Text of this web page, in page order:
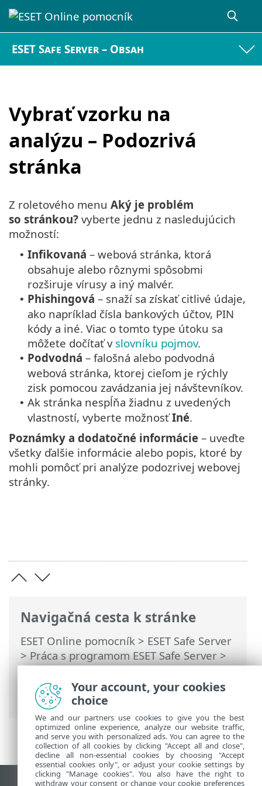
ESET Safe Server – Obsah
Vybrať vzorku na
analýzu – Podozrivá
stránka
Navigačná cesta k stránke
ESET Online pomocník > ESET Safe Server
> Práca s programom ESET Safe Server>
Nástroje>Vybrať vzorku na analýzu>
Vybrať vzorku na analýzu – Podozrivá
stránka
Z roletového menu Aký je problém
so stránkou? vyberte jednu z nasledujúcich
možností:
• Infikovaná – webová stránka, ktorá
obsahuje alebo rôznymi spôsobmi
rozširuje vírusy a iný malvér.
• Phishingová – snaží sa získať citlivé údaje,
ako napríklad čísla bankových účtov, PIN
kódy a iné. Viac o tomto type útoku sa
môžete dočítať v slovníku pojmov.
• Podvodná – falošná alebo podvodná
webová stránka, ktorej cieľom je rýchly
zisk pomocou zavádzania jej návštevníkov.
• Ak stránka nespĺňa žiadnu z uvedených
vlastností, vyberte možnosťIné.
Poznámky a dodatočné informácie – uveďte
všetky ďalšie informácie alebo popis, ktoré by
mohli pomôcť pri analýze podozrivej webovej
stránky.
Your account, your cookies
choice
We and our partners use cookies to give you the best
optimized online experience, analyze our website traffic,
and serve you with personalized ads. You can agree to the
collection of all cookies by clicking "Accept all and close",
decline all non-essential cookies by choosing "Accept
essential cookies only", or adjust your cookie settings by
clicking "Manage cookies". You also have the right to
withdraw your consent or change your cookie preferences